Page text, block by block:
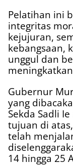
Pelatihan ini
integritas
kejujuran,
kebangsaan,
unggul dan
Gubernur
yang
Sekda Sadli
tujuan di
telah
14 hingga 25